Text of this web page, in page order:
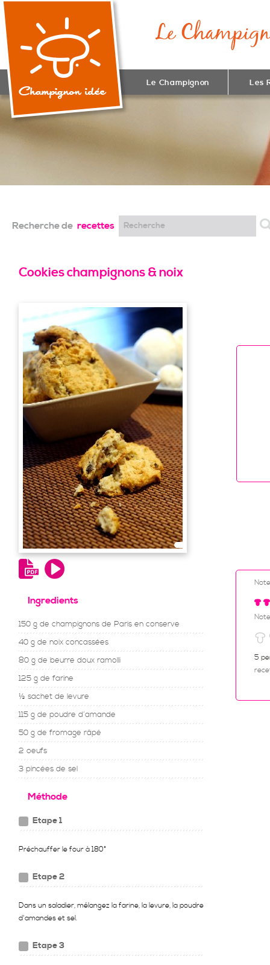
Les
Le Champignon
Recherche de recettes
Cookies champignons & noix
Ingredients
150 g de champignons de Paris en conserve
40 g de noix concassées
80 g de beurre doux ramolli
125 g de farine
½ sachet de levure
115 g de poudre d’amande
50 g de fromage râpé
2 oeufs
3 pincées de sel
Méthode
Etape 1
Préchauffer le four à 180°
Etape 2
Dans un saladier, mélangez la farine, la levure, la poudre
d'amandes et sel.
Etape 3
5